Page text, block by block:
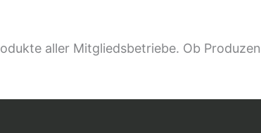
aller Mitgliedsbetriebe. Ob